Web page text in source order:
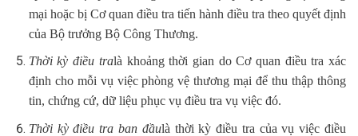
mại hoặc bị Cơ quan điều tra tiến hành điều tra theo quyết định
của Bộ trưởng Bộ Công Thương.
Thời kỳ điều tralà khoảng thời gian do Cơ quan điều tra xác
định cho mỗi vụ việc phòng vệ thương mại để thu thập thông
tin, chứng cứ, dữ liệu phục vụ điều tra vụ việc đó.
Thời kỳ điều tra ban đầulà thời kỳ điều tra của vụ việc điều